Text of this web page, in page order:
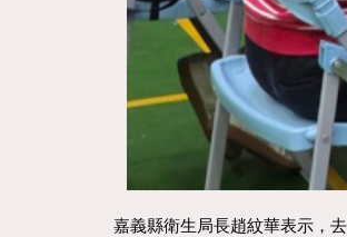
嘉義縣衛生局長趙紋華表示，